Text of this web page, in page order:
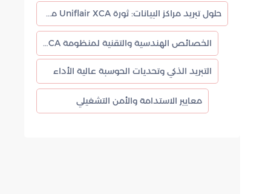
حلول تبريد مراكز البيانات: ثورة Uniflair XCA من شنايدر إلكتريك
الخصائص الهندسية والتقنية لمنظومة Uniflair XCA
التبريد الذكي وتحديات الحوسبة عالية الأداء
معايير الاستدامة والأمن التشغيلي